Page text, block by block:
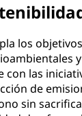
los objetivos
y
con las
de
sin